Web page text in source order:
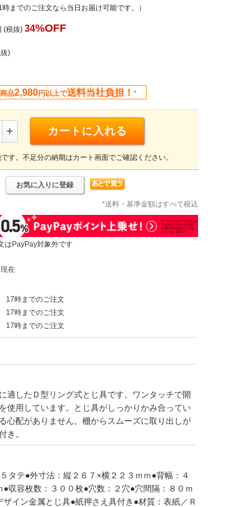
までのご注文なら当日お届け可能です。）
(税抜) 34%OFF
)
品2,980円以上で送料当社負担！ *
+ カートに入れる
す。不足分の納期はカート画面でご確認ください。
お気に入りに登録
*送料・基準金額はすべて税込
はPayPay対象外です
現在
17時までのご注文
17時までのご注文
17時までのご注文
適したＤ型リング式とじ具です。ワンタッチで開
使用しています。とじ具がしっかりかみ合ってい
心配がありません。棚からスムーズに取り出しが
き。
タテ●外寸法：縦２６７×横２２３ｍｍ●背幅：４
●収容枚数：３００枚●穴数：２穴●穴間隔：８０ｍ
ザイン金属とじ具●紙押さえ具付き●材質：表紙／Ｒ